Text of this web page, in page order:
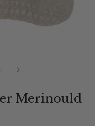
Merinould